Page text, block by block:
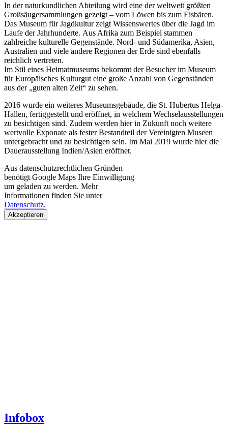
In der naturkundlichen Abteilung wird eine der weltweit größten
Großsäugersammlungen gezeigt – vom Löwen bis zum Eisbären.
Das Museum für Jagdkultur zeigt Wissenswertes über die Jagd im
Laufe der Jahrhunderte. Aus Afrika zum Beispiel stammen
zahlreiche kulturelle Gegenstände. Nord- und Südamerika, Asien,
Australien und viele andere Regionen der Erde sind ebenfalls
reichlich vertreten.
Im Stil eines Heimatmuseums bekommt der Besucher im Museum
für Europäisches Kulturgut eine große Anzahl von Gegenständen
aus der „guten alten Zeit“ zu sehen.
2016 wurde ein weiteres Museumsgebäude, die St. Hubertus Helga-
Hallen, fertiggestellt und eröffnet, in welchem Wechselausstellungen
zu besichtigen sind. Zudem werden hier in Zukunft noch weitere
wertvolle Exponate als fester Bestandteil der Vereinigten Museen
untergebracht und zu besichtigen sein. Im Mai 2019 wurde hier die
Dauerausstellung Indien/Asien eröffnet.
Aus datenschutzrechtlichen Gründen
benötigt Google Maps Ihre Einwilligung
um geladen zu werden. Mehr
Informationen finden Sie unter
Datenschutz.
Akzeptieren
Infobox